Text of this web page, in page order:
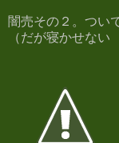
闇売その２。つい
（だが寝かせない